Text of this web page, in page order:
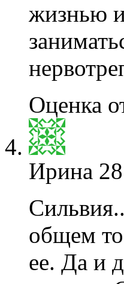
жизнью
Оценка
Ирина
общем то
ее. Да и